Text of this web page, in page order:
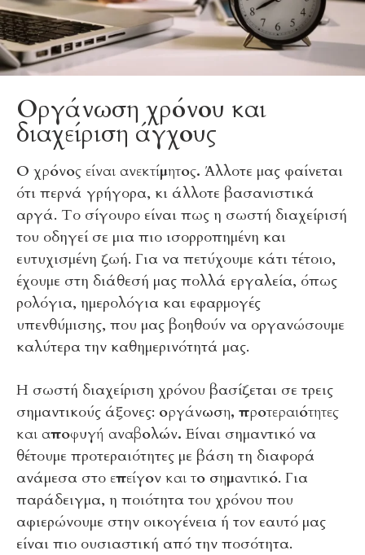
Οργάνωση χρόνου και
διαχείριση άγχους
Ο χρόνος είναι ανεκτίμητος. Άλλοτε μας φαίνεται
ότι περνά γρήγορα, κι άλλοτε βασανιστικά
αργά. Το σίγουρο είναι πως η σωστή διαχείρισή
του οδηγεί σε μια πιο ισορροπημένη και
ευτυχισμένη ζωή. Για να πετύχουμε κάτι τέτοιο,
έχουμε στη διάθεσή μας πολλά εργαλεία, όπως
ρολόγια, ημερολόγια και εφαρμογές
υπενθύμισης, που μας βοηθούν να οργανώσουμε
καλύτερα την καθημερινότητά μας.
Η σωστή διαχείριση χρόνου βασίζεται σε τρεις
σημαντικούς άξονες: οργάνωση, προτεραιότητες
και αποφυγή αναβολών.Είναι σημαντικό να
θέτουμε προτεραιότητες με βάση τη διαφορά
ανάμεσα στο επείγον και το σημαντικό. Για
παράδειγμα, η ποιότητα του χρόνου που
αφιερώνουμε στην οικογένεια ή τον εαυτό μας
είναι πιο ουσιαστική από την ποσότητα.